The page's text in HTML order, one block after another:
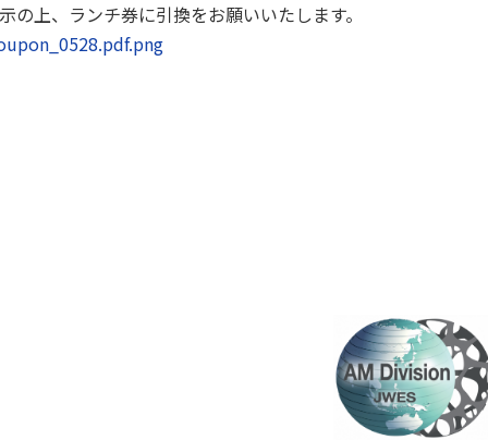
上、ランチ券に引換をお願いいたします。